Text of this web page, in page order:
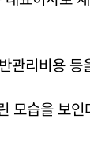
관리비용
모습을 보인